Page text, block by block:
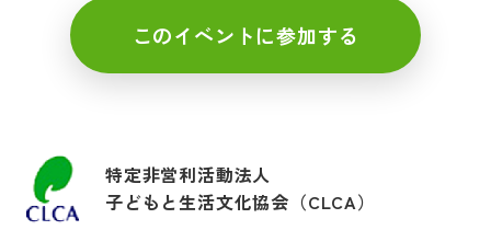
このイベントに参加する
特定非営利活動法人
子どもと生活文化協会（CLCA）